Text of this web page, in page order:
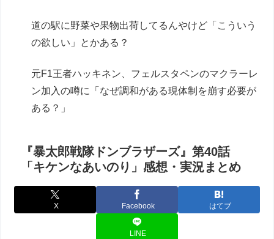
道の駅に野菜や果物出荷してるんやけど「こういう
の欲しい」とかある？
元F1王者ハッキネン、フェルスタペンのマクラーレ
ン加入の噂に「なぜ調和がある現体制を崩す必要が
ある？」
『暴太郎戦隊ドンブラザーズ』第40話
「キケンなあいのり」感想・実況まとめ
X Facebook はてブ
LINE